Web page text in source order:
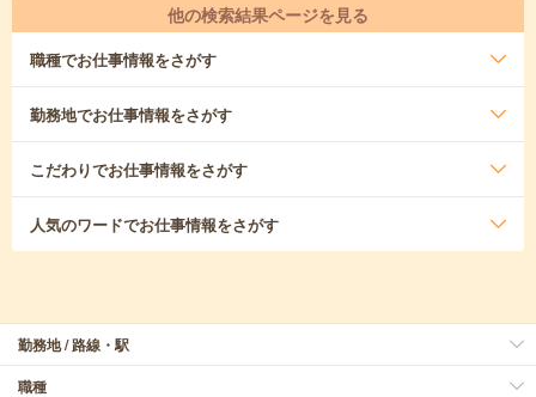
他の検索結果ページを見る
職種でお仕事情報をさがす
勤務地でお仕事情報をさがす
こだわりでお仕事情報をさがす
人気のワードでお仕事情報をさがす
勤務地 / 路線・駅
職種